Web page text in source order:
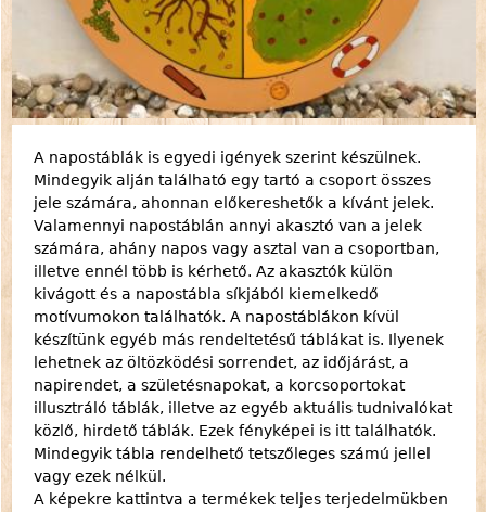
A napostáblák is egyedi igények szerint készülnek.
Mindegyik alján található egy tartó a csoport összes
jele számára, ahonnan előkereshetők a kívánt jelek.
Valamennyi napostáblán annyi akasztó van a jelek
számára, ahány napos vagy asztal van a csoportban,
illetve ennél több is kérhető. Az akasztók külön
kivágott és a napostábla síkjából kiemelkedő
motívumokon találhatók. A napostáblákon kívül
készítünk egyéb más rendeltetésű táblákat is. Ilyenek
lehetnek az öltözködési sorrendet, az időjárást, a
napirendet, a születésnapokat, a korcsoportokat
illusztráló táblák, illetve az egyéb aktuális tudnivalókat
közlő, hirdető táblák. Ezek fényképei is itt találhatók.
Mindegyik tábla rendelhető tetszőleges számú jellel
vagy ezek nélkül.
A képekre kattintva a termékek teljes terjedelmükben